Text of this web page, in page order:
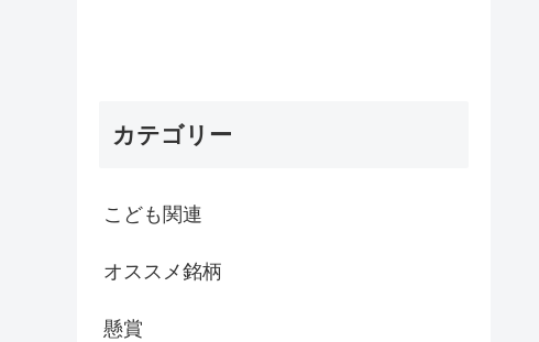
カテゴリー
こども関連
オススメ銘柄
懸賞